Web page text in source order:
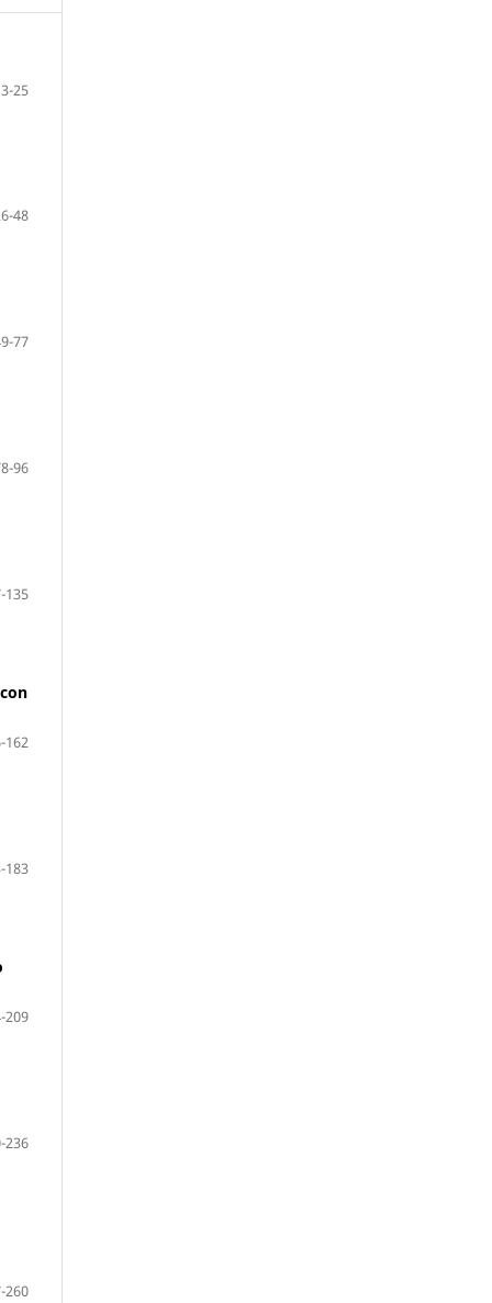
3-25
48
77
96
135
162
183
209
236
260